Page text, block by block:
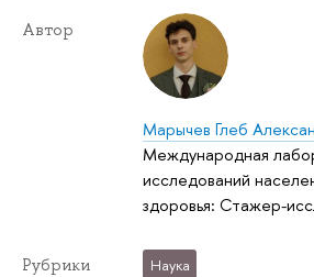
Автор
Марычев Глеб
Международная
исследований
здоровья: Стажер-
Рубрики Наука